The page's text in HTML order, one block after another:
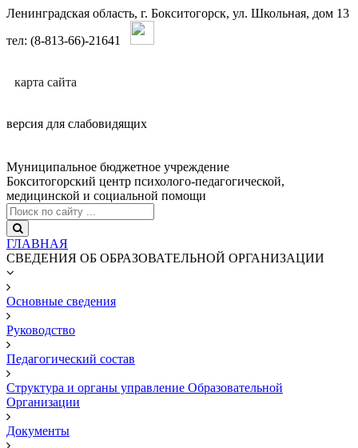
Ленинградская область, г. Бокситогорск, ул. Школьная, дом 13
тел: (8-813-66)-21641
карта сайтa
версия для слабовидящих
Муниципальное бюджетное учреждение
Бокситогорский центр психолого-педагогической,
медицинской и социальной помощи
ГЛАВНАЯ
СВЕДЕНИЯ ОБ ОБРАЗОВАТЕЛЬНОЙ ОРГАНИЗАЦИИ
Основные сведения
Руководство
Педагогический состав
Структура и органы управление Образовательной
Организации
Документы